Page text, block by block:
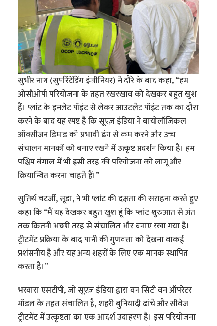
सुभीर नाग (सुपरिंटेंडिंग इंजीनियर) ने दौरे के बाद कहा, “हम
ओसीओपी परियोजना के तहत रखरखाव को देखकर बहुत खुश
हैं। प्लांट के इनलेट पॉइंट से लेकर आउटलेट पॉइंट तक का दौरा
करने के बाद यह स्पष्ट है कि सूएज़ इंडिया ने बायोलॉजिकल
ऑक्सीजन डिमांड को प्रभावी ढंग से कम करने और उच्च
संचालन मानकों को बनाए रखने में उत्कृष्ट प्रदर्शन किया है। हम
पश्चिम बंगाल में भी इसी तरह की परियोजना को लागू और
क्रियान्वित करना चाहते हैं।”
सुतिर्थ चटर्जी, सूडा, ने भी प्लांट की दक्षता की सराहना करते हुए
कहा कि “मैं यह देखकर बहुत खुश हूं कि प्लांट शुरुआत से अंत
तक कितनी अच्छी तरह से संचालित और बनाए रखा गया है।
ट्रीटमेंट प्रक्रिया के बाद पानी की गुणवत्ता को देखना वाकई
प्रशंसनीय है और यह अन्य शहरों के लिए एक मानक स्थापित
करता है।”
भरवारा एसटीपी, जो सूएज़ इंडिया द्वारा वन सिटी वन ऑपरेटर
मॉडल के तहत संचालित है, शहरी बुनियादी ढांचे और सीवेज
ट्रीटमेंट में उत्कृष्टता का एक आदर्श उदाहरण है। इस परियोजना